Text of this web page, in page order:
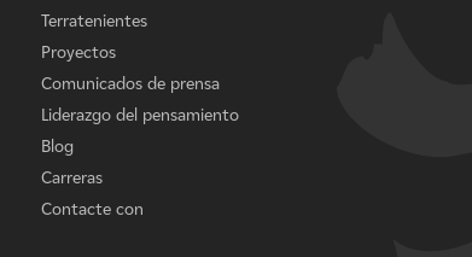
Terratenientes
Proyectos
Comunicados de prensa
Liderazgo del pensamiento
Blog
Carreras
Contacte con